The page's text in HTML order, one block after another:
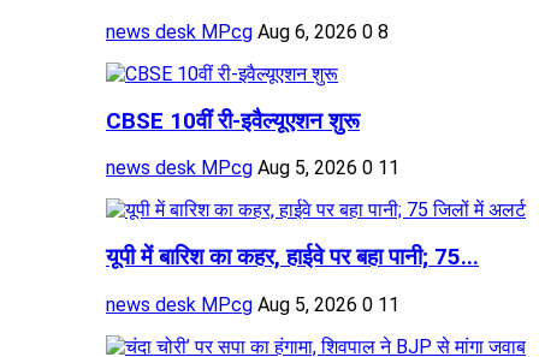
news desk MPcg Aug 6, 2026 0 8
CBSE 10वीं री-इवैल्यूएशन शुरू
news desk MPcg Aug 5, 2026 0 11
यूपी में बारिश का कहर, हाईवे पर बहा पानी; 75...
news desk MPcg Aug 5, 2026 0 11